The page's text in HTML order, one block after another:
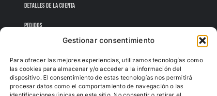
Gestionar consentimiento
Para ofrecer las mejores experiencias, utilizamos tecnologías como
las cookies para almacenar y/o acceder a la información del
dispositivo. El consentimiento de estas tecnologías nos permitirá
procesar datos como el comportamiento de navegación o las
DETALLES DE LA CUENTA
PEDIDOS
CONTRASEÑA PERDIDA